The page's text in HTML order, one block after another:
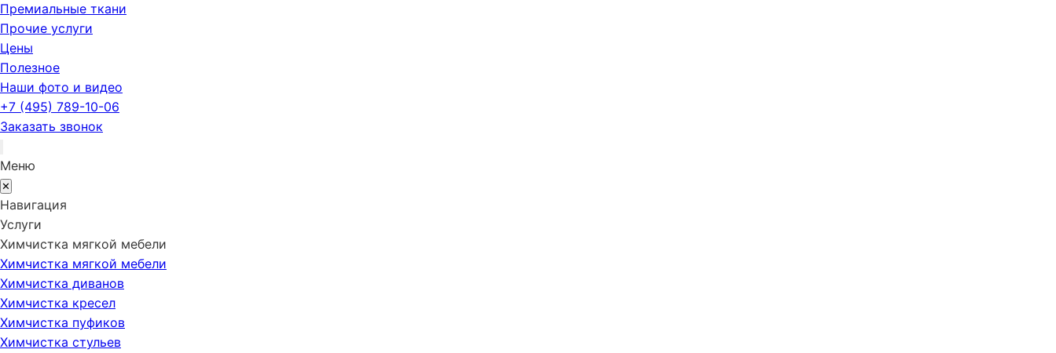
Премиальные ткани
Прочие услуги
Цены
Полезное
Наши фото и видео
+7 (495) 789-10-06
Заказать звонок
Меню
✕
Навигация
Услуги
Химчистка мягкой мебели
Химчистка мягкой мебели
Химчистка диванов
Химчистка кресел
Химчистка пуфиков
Химчистка стульев